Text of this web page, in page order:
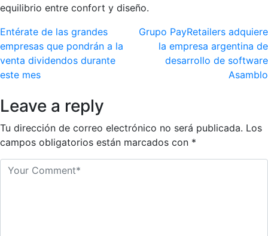
equilibrio entre confort y diseño.
Navegación
de
entradas
Entérate de las grandes
empresas que pondrán a la
venta dividendos durante
este mes
Grupo PayRetailers adquiere
la empresa argentina de
desarrollo de software
Asamblo
Leave a reply
Tu dirección de correo electrónico no será publicada. Los
campos obligatorios están marcados con *